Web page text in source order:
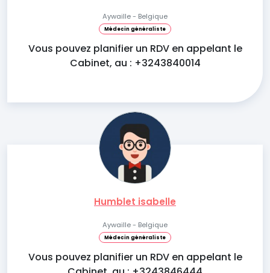
Aywaille - Belgique
Médecin généraliste
Vous pouvez planifier un RDV en appelant le
Cabinet, au : +3243840014
Humblet isabelle
Aywaille - Belgique
Médecin généraliste
Vous pouvez planifier un RDV en appelant le